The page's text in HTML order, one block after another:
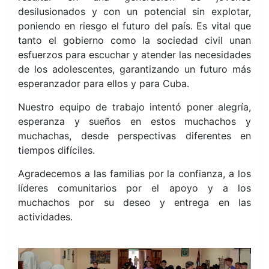
desilusionados y con un potencial sin explotar,
poniendo en riesgo el futuro del país. Es vital que
tanto el gobierno como la sociedad civil unan
esfuerzos para escuchar y atender las necesidades
de los adolescentes, garantizando un futuro más
esperanzador para ellos y para Cuba.
Nuestro equipo de trabajo intentó poner alegría,
esperanza y sueños en estos muchachos y
muchachas, desde perspectivas diferentes en
tiempos difíciles.
Agradecemos a las familias por la confianza, a los
líderes comunitarios por el apoyo y a los
muchachos por su deseo y entrega en las
actividades.